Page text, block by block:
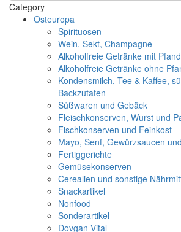
Category
Osteuropa
Spirituosen
Wein, Sekt, Champagne
Alkoholfreie Getränke mit
Alkoholfreie Getränke ohne
Kondensmilch, Tee & Kaffee,
Backzutaten
Süßwaren und Gebäck
Fleischkonserven, Wurst und
Fischkonserven und Feinkost
Mayo, Senf, Gewürzsaucen
Fertiggerichte
Gemüsekonserven
Cerealien und sonstige
Snackartikel
Nonfood
Sonderartikel
Dovgan Vital